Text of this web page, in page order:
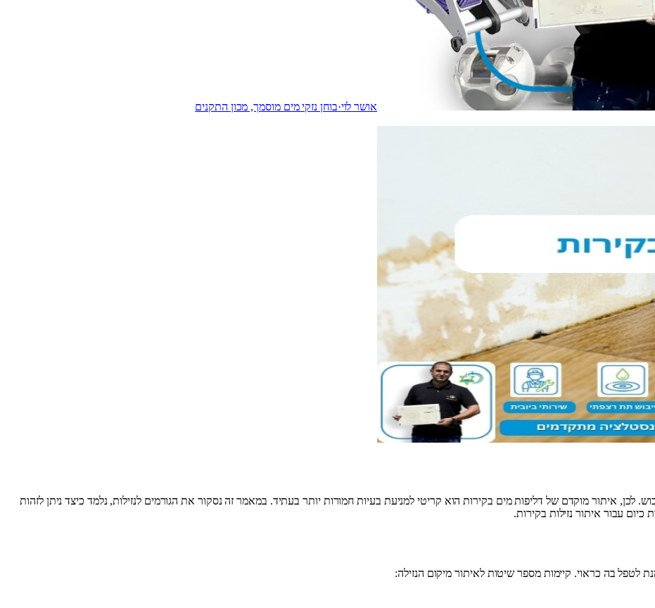
אושר לוי·בוחן נזקי מים מוסמך, מכון התקנים
לכן, איתור מוקדם של דליפות מים בקירות הוא קריטי למניעת בעיות חמורות יותר בעתיד. במאמר זה נסקור את הגורמים לנזילות, נלמד כיצד ניתן לזהות
עבור איתור נזילות בקירות.
לטפל בה כראוי. קיימות מספר שיטות לאיתור מיקום הנזילה: